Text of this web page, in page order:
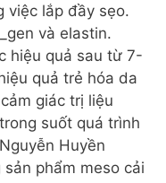
việc lắp đầy sẹo.
và elastin.
hiệu quả sau từ 7-
quả trẻ hóa da
giác trị liệu
suốt quá trình
Huyền
phẩm meso cải